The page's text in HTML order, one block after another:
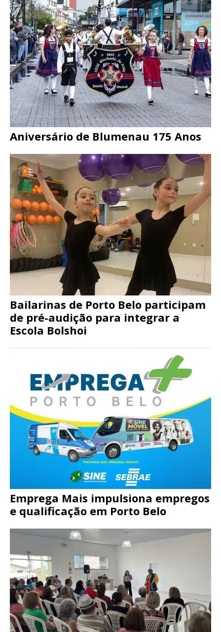
Aniversário de Blumenau 175 Anos
Bailarinas de Porto Belo participam
de pré-audição para integrar a
Escola Bolshoi
Emprega Mais impulsiona empregos
e qualificação em Porto Belo